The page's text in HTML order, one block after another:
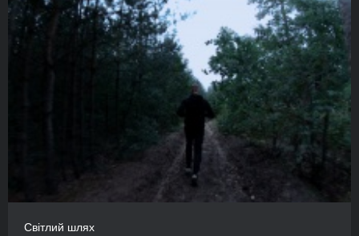
Світлий шлях